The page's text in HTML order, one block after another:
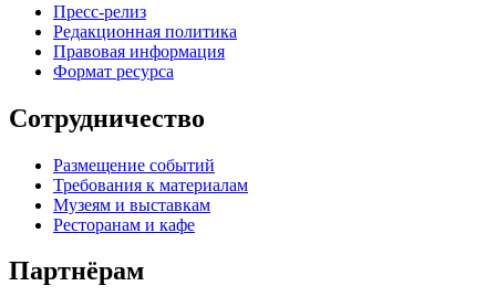
Пресс-релиз
Редакционная политика
Правовая информация
Формат ресурса
Сотрудничество
Размещение событий
Требования к материалам
Музеям и выставкам
Ресторанам и кафе
Партнёрам